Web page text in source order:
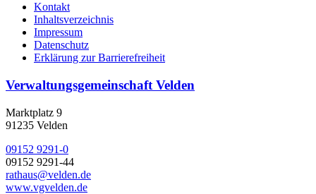
Kontakt
Inhaltsverzeichnis
Impressum
Datenschutz
Erklärung zur Barrierefreiheit
Verwaltungsgemeinschaft Velden
Marktplatz 9
91235 Velden
09152 9291-0
09152 9291-44
rathaus@velden.de
www.vgvelden.de